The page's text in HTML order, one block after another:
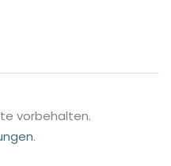
vorbehalten.
.